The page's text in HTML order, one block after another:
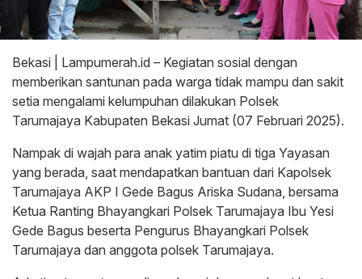
Bekasi | Lampumerah.id – Kegiatan sosial dengan
memberikan santunan pada warga tidak mampu dan sakit
setia mengalami kelumpuhan dilakukan Polsek
Tarumajaya Kabupaten Bekasi Jumat (07 Februari 2025).
Nampak di wajah para anak yatim piatu di tiga Yayasan
yang berada, saat mendapatkan bantuan dari Kapolsek
Tarumajaya AKP I Gede Bagus Ariska Sudana, bersama
Ketua Ranting Bhayangkari Polsek Tarumajaya Ibu Yesi
Gede Bagus beserta Pengurus Bhayangkari Polsek
Tarumajaya dan anggota polsek Tarumajaya.